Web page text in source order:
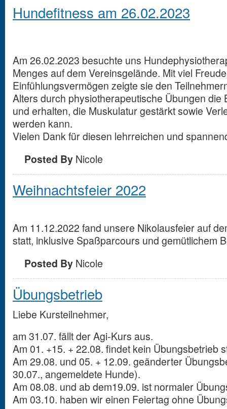
Hundefitness am 26.02.2023
Am 26.02.2023 besuchte uns
Menges auf dem Vereinsgelände. Mit viel
Einfühlungsvermögen zeigte sie den
Alters durch physiotherapeutische Übungen die
und erhalten, die Muskulatur gestärkt sowie
werden kann.
Vielen Dank für diesen lehrreichen und
Posted By Nicole
Weihnachtsfeier 2022
Am 11.12.2022 fand unsere Nikolausfeier auf
statt, inklusive Spaßparcours und gemütlichem
Posted By Nicole
Übungsbetrieb
Liebe Kursteilnehmer,
am 31.07. fällt der Agi-Kurs aus.
Am 01. +15. + 22.08. findet kein Übungsbetrieb
Am 29.08. und 05. + 12.09. geänderter
30.07., angemeldete Hunde).
Am 08.08. und ab dem19.09. ist normaler
Am 03.10. haben wir einen Feiertag ohne